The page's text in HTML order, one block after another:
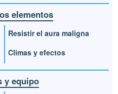
elementos
Resistir el aura maligna
Climas y efectos
y equipo